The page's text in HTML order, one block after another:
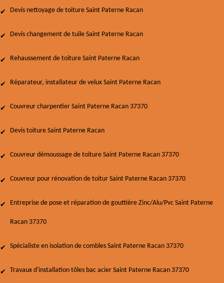
Devis nettoyage de toiture Saint Paterne Racan
Devis changement de tuile Saint Paterne Racan
Rehaussement de toiture Saint Paterne Racan
Réparateur, installateur de velux Saint Paterne Racan
Couvreur charpentier Saint Paterne Racan 37370
Devis toiture Saint Paterne Racan
Couvreur démoussage de toiture Saint Paterne Racan 37370
Couvreur pour rénovation de toitur Saint Paterne Racan 37370
Entreprise de pose et réparation de gouttière Zinc/Alu/Pvc Saint Paterne
Racan 37370
Spécialiste en isolation de combles Saint Paterne Racan 37370
Travaux d'installation tôles bac acier Saint Paterne Racan 37370